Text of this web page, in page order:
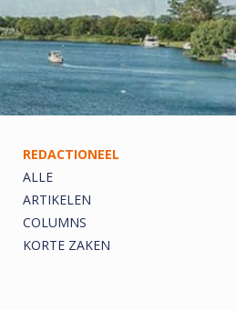
REDACTIONEEL
ALLE
ARTIKELEN
COLUMNS
KORTE ZAKEN